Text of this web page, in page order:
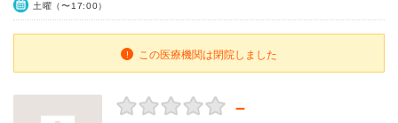
土曜（〜17:00）
この医療機関は閉院しました
－